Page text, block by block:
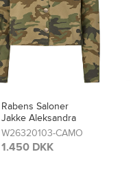
rabens Saloner
Bukser Niva
W26320101-CAMO
1.400 DKK